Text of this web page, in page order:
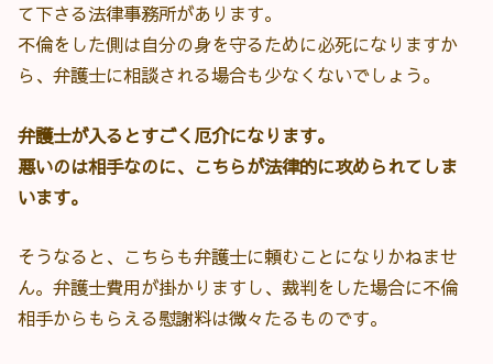
て下さる法律事務所があります。
不倫をした側は自分の身を守るために必死になりますか
ら、弁護士に相談される場合も少なくないでしょう。
弁護士が入るとすごく厄介になります。
悪いのは相手なのに、こちらが法律的に攻められてしま
います。
そうなると、こちらも弁護士に頼むことになりかねませ
ん。弁護士費用が掛かりますし、裁判をした場合に不倫
相手からもらえる慰謝料は微々たるものです。